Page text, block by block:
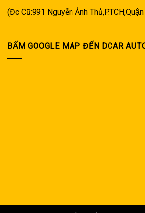
(Đc Cũ:991 Nguyễn Ảnh
BẤM GOOGLE MAP ĐẾN DCAR